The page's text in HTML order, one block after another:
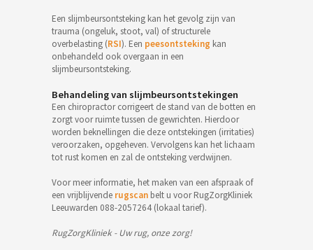
Een slijmbeursontsteking kan het gevolg zijn van
trauma (ongeluk, stoot, val) of structurele
overbelasting (RSI). Een peesontsteking kan
onbehandeld ook overgaan in een
slijmbeursontsteking.
Behandeling van slijmbeursontstekingen
Een chiropractor corrigeert de stand van de botten en
zorgt voor ruimte tussen de gewrichten. Hierdoor
worden beknellingen die deze ontstekingen (irritaties)
veroorzaken, opgeheven. Vervolgens kan het lichaam
tot rust komen en zal de ontsteking verdwijnen.
Voor meer informatie, het maken van een afspraak of
een vrijblijvende rugscan belt u voor RugZorgKliniek
Leeuwarden 088-2057264 (lokaal tarief).
RugZorgKliniek - Uw rug, onze zorg!